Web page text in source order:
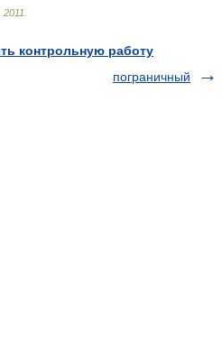
2011
контрольную работу
пограничный